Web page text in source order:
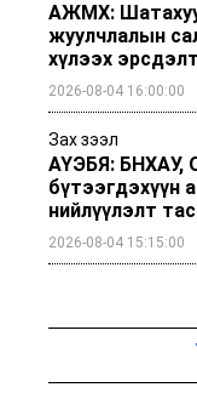
АЖМХ:
жуулчлалын
хүлээх
2026-08-04 16:00:00
Зах зээл
АҮЭБЯ: БНХАУ,
бүтээгдэхүүн
нийлүүлэлт
2026-08-04 15:15:00